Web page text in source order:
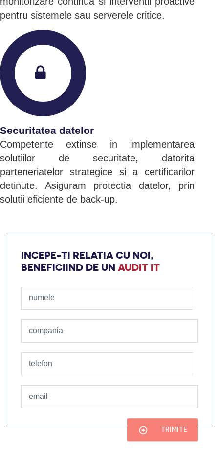
pentru sistemele sau serverele critice.
Securitatea datelor
Competente extinse in implementarea
solutiilor de securitate, datorita
parteneriatelor strategice si a certificarilor
detinute. Asiguram protectia datelor, prin
solutii eficiente de back-up.
INCEPE-TI RELATIA CU NOI,
BENEFICIIND DE UN AUDIT IT
TRIMITE